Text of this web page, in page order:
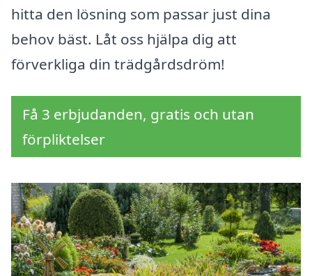
hitta den lösning som passar just dina
behov bäst. Låt oss hjälpa dig att
förverkliga din trädgårdsdröm!
Få 3 erbjudanden, gratis och utan
förpliktelser